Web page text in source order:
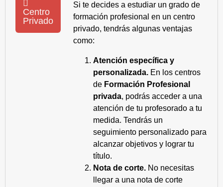
Centro
Privado
Si te decides a estudiar un grado de
formación profesional en un centro
privado, tendrás algunas ventajas
como:
Atención específica y
personalizada. En los centros
de Formación Profesional
privada, podrás acceder a una
atención de tu profesorado a tu
medida. Tendrás un
seguimiento personalizado para
alcanzar objetivos y lograr tu
título.
Nota de corte. No necesitas
llegar a una nota de corte